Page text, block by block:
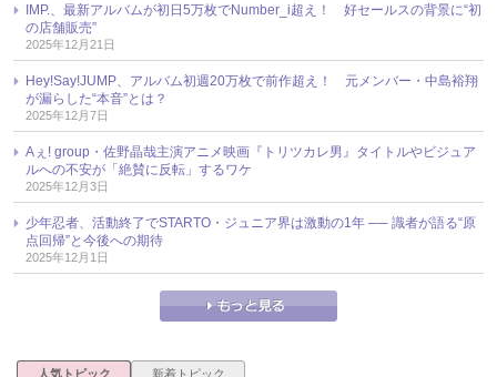
IMP.、最新アルバムが初日5万枚でNumber_i超え！ 好セールスの背景に“初
の店舗販売”
2025年12月21日
Hey!Say!JUMP、アルバム初週20万枚で前作超え！ 元メンバー・中島裕翔
が漏らした“本音”とは？
2025年12月7日
Aぇ! group・佐野晶哉主演アニメ映画『トリツカレ男』タイトルやビジュア
ルへの不安が「絶賛に反転」するワケ
2025年12月3日
少年忍者、活動終了でSTARTO・ジュニア界は激動の1年 ── 識者が語る“原
点回帰”と今後への期待
2025年12月1日
人気トピック 新着トピック